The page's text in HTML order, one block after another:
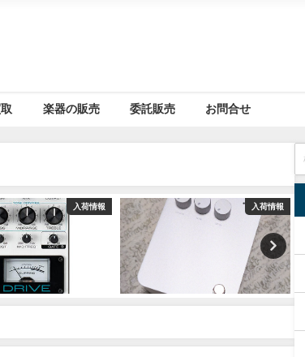
楽器の販売 委託販売 お問合せ
入荷情報 入荷情報